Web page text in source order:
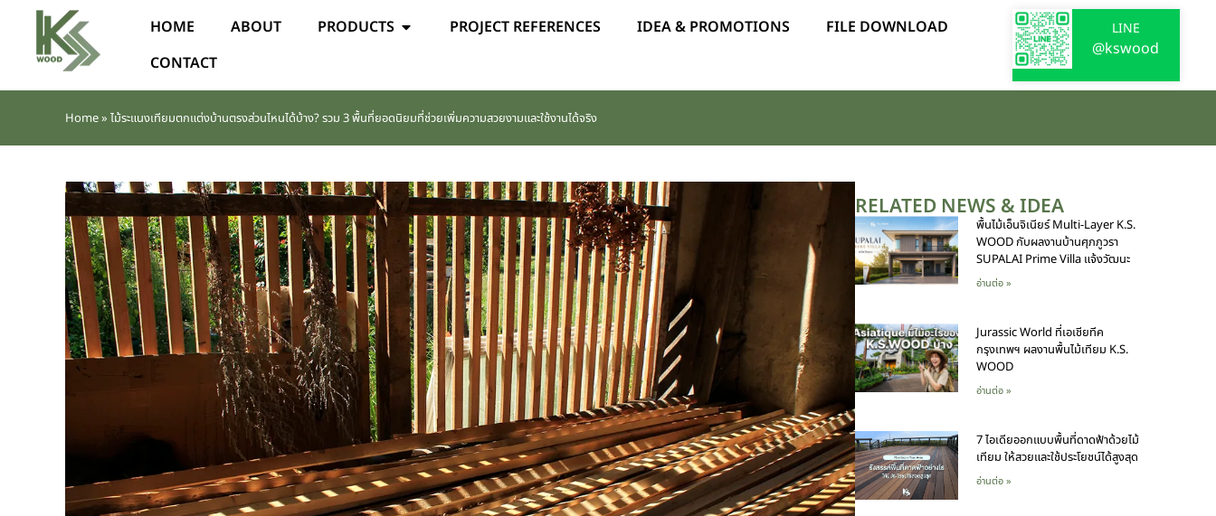
HOME ABOUT PRODUCTS PROJECT REFERENCES IDEA & PROMOTIONS
FILE DOWNLOAD
CONTACT
LINE
@kswood
Home» ไม้ระแนงเทียมตกแต่งบ้านตรงส่วนไหนได้บ้าง? รวม 3 พื้นที่ยอดนิยมที่ช่วยเพิ่มความสวยงามและใช้งานได้จริง
RELATED NEWS & IDEA
พื้นไม้เอ็นจิเนียร์ Multi-Layer K.S.
WOOD กับผลงานบ้านศุภภูวรา
SUPALAI Prime Villa แจ้งวัฒนะ
อ่านต่อ »
Jurassic World ที่เอเชียทีค
กรุงเทพฯ ผลงานพื้นไม้เทียม K.S.
WOOD
อ่านต่อ »
7 ไอเดียออกแบบพื้นที่ดาดฟ้าด้วยไม้
เทียม ให้สวยและใช้ประโยชน์ได้สูงสุด
อ่านต่อ »